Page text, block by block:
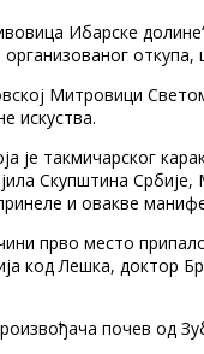
Ибарске
Митровици
искуства.
је такмичарског
Скупштина
и овакве
прво место
код Лешка, доктор
почев